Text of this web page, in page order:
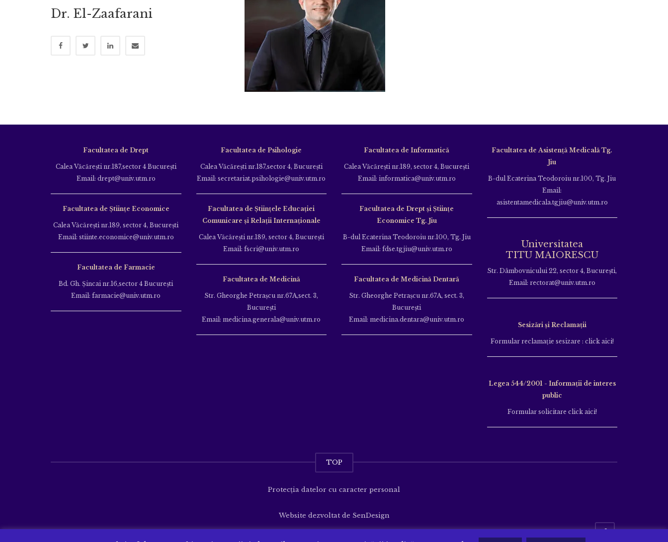
Dr. El-Zaafarani
Facultatea de Drept
Calea Văcăreşti nr.187,sector 4 Bucureşti
Email: drept@univ.utm.ro
Facultatea de Științe Economice
Calea Văcăreşti nr.189, sector 4, Bucureşti
Email: stiinte.economice@univ.utm.ro
Facultatea de Farmacie
Bd. Gh. Şincai nr.16,sector 4 Bucureşti
Email: farmacie@univ.utm.ro
Facultatea de Psihologie
Calea Văcăreşti nr.187,sector 4, Bucureşti
Email: secretariat.psihologie@univ.utm.ro
Facultatea de Ştiinţele Educației
Comunicare și Relații Internaționale
Calea Văcăreşti nr.189, sector 4, Bucureşti
Email: fscri@univ.utm.ro
Facultatea de Medicină
Str. Gheorghe Petraşcu nr.67A,sect. 3,
Bucureşti
Email: medicina.generala@univ.utm.ro
Facultatea de Informatică
Calea Văcăreşti nr.189, sector 4, Bucureşti
Email: informatica@univ.utm.ro
Facultatea de Drept și Științe
Economice Tg. Jiu
B-dul Ecaterina Teodoroiu nr.100, Tg. Jiu
Email: fdse.tgjiu@univ.utm.ro
Facultatea de Medicină Dentară
Str. Gheorghe Petraşcu nr.67A, sect. 3,
Bucureşti
Email: medicina.dentara@univ.utm.ro
Facultatea de Asistență Medicală Tg.
Jiu
B-dul Ecaterina Teodoroiu nr.100, Tg. Jiu
Email:
asistentamedicala.tgjiu@univ.utm.ro
Universitatea
TITU MAIORESCU
Str. Dâmbovnicului 22, sector 4, București,
Email: rectorat@univ.utm.ro
Sesizări și Reclamații
Formular reclamație sesizare : click aici!
Legea 544/2001 - Informații de interes
public
Formular solicitare click aici!
TOP
Protecția datelor cu caracter personal
Website dezvoltat de SenDesign